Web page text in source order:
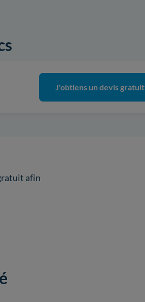
J'obtiens un devis gratuit
afin